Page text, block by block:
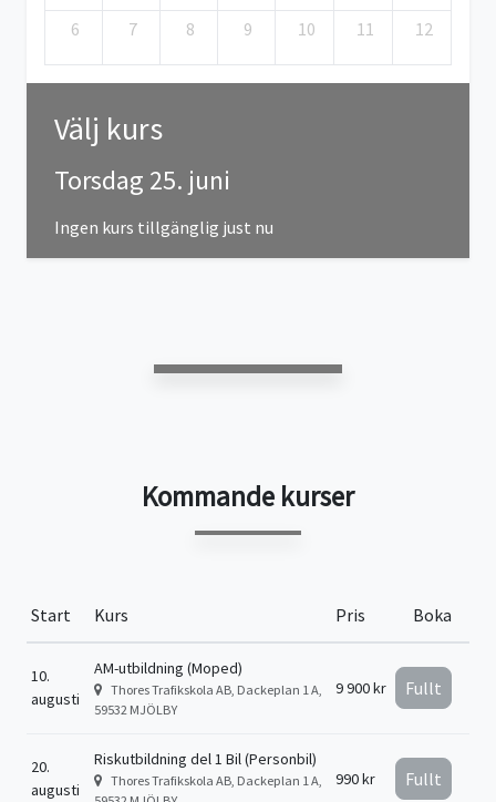
6 7 8 9 10 11 12
Välj kurs
Torsdag 25. juni
Ingen kurs tillgänglig just nu
Kommande kurser
Start Kurs Pris Boka
10.
augusti
AM-utbildning (Moped)
Thores Trafikskola AB, Dackeplan 1 A,
59532 MJÖLBY
9 900 kr Fullt
20.
augusti
Riskutbildning del 1 Bil (Personbil)
Thores Trafikskola AB, Dackeplan 1 A,
990 kr Fullt